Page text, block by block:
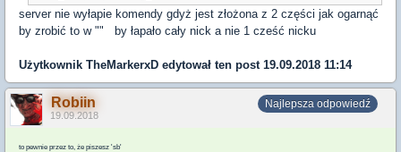
server nie wyłapie komendy gdyż jest złożona z 2 części jak ogarnąć
by zrobić to w "" by łapało cały nick a nie 1 cześć nicku
Użytkownik TheMarkerxD edytował ten post 19.09.2018 11:14
Najlepsza odpowiedź
Robiin
19.09.2018
to pewnie przez to, że piszesz 'sb'